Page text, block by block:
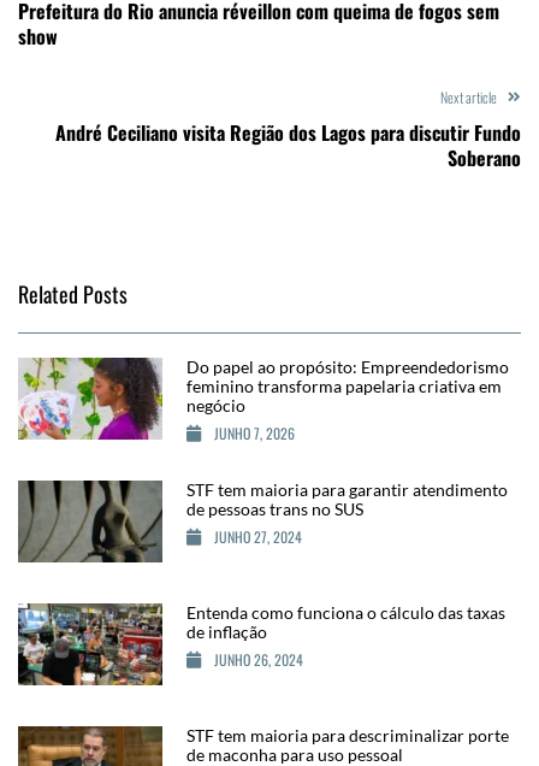
Prefeitura do Rio anuncia réveillon com queima de fogos sem
show
Next article
André Ceciliano visita Região dos Lagos para discutir Fundo
Soberano
Related Posts
Do papel ao propósito: Empreendedorismo
feminino transforma papelaria criativa em
negócio
JUNHO 7, 2026
STF tem maioria para garantir atendimento
de pessoas trans no SUS
JUNHO 27, 2024
Entenda como funciona o cálculo das taxas
de inflação
JUNHO 26, 2024
STF tem maioria para descriminalizar porte
de maconha para uso pessoal